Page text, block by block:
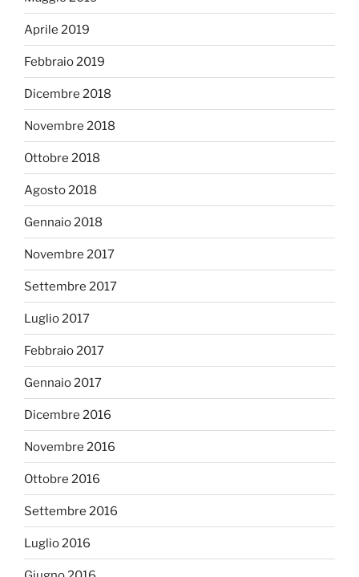
Aprile 2019
Febbraio 2019
Dicembre 2018
Novembre 2018
Ottobre 2018
Agosto 2018
Gennaio 2018
Novembre 2017
Settembre 2017
Luglio 2017
Febbraio 2017
Gennaio 2017
Dicembre 2016
Novembre 2016
Ottobre 2016
Settembre 2016
Luglio 2016